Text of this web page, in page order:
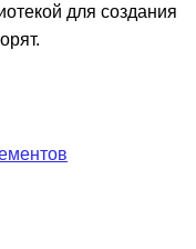
для создания